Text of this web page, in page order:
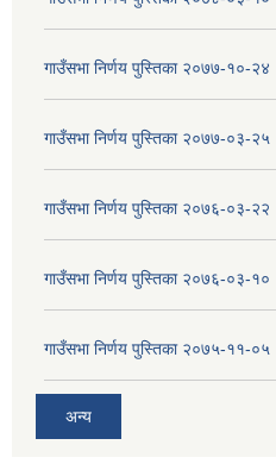
गाउँसभा निर्णय पुस्तिका २०७७-१०-२४
गाउँसभा निर्णय पुस्तिका २०७७-०३-२५
गाउँसभा निर्णय पुस्तिका २०७६-०३-२२
गाउँसभा निर्णय पुस्तिका २०७६-०३-१०
गाउँसभा निर्णय पुस्तिका २०७५-११-०५
अन्य